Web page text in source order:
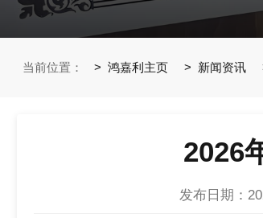
当前位置： 鸿嘉利主页 新闻资讯
2026
发布日期：